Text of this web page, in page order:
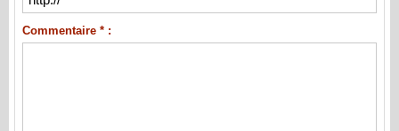
Commentaire * :